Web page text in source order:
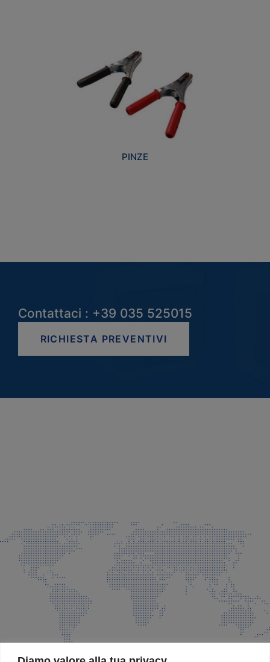
PINZE
Contattaci : +39 035 525015
RICHIESTA PREVENTIVI
info@faeg.it
COMMERCIALE E SPEDIZIONI
Via Padre Elzi, 32 Grassobbio (BG)
035 525015
035 335037
info@faeg.it
SITE MAP